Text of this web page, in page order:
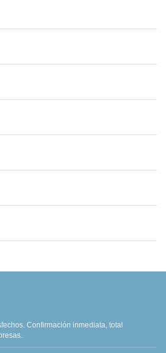
Confirmación inmediata, total